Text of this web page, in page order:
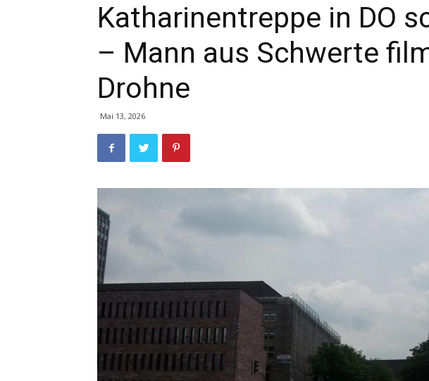
Katharinentreppe in DO
– Mann aus Schwerte
Drohne
Mai 13, 2026